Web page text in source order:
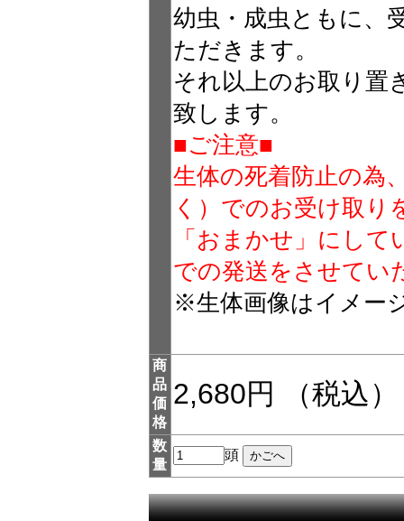
幼虫・成虫ともに、
ただきます。
それ以上のお取り置
致します。
■ご注意■
生体の死着防止の為
く）でのお受け取り
「おまかせ」にし
での発送をさせてい
※生体画像はイメー
商
品
価
格
2,680円 （税込）
数
量
頭